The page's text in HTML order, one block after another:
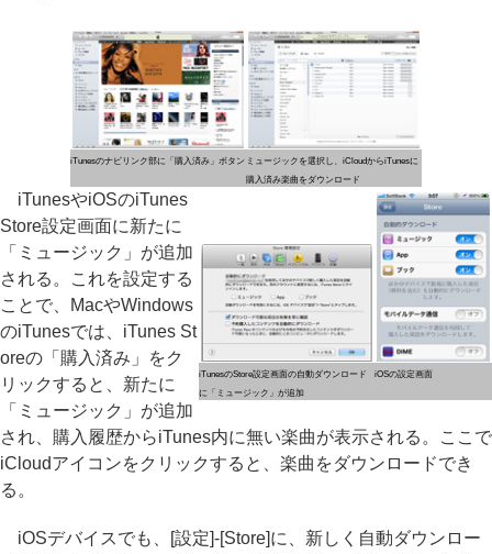
iTunesのナビリンク部に「購入済み」ボタン ミュージックを選択し、iCloudからiTunesに
購入済み楽曲をダウンロード
iTunesのStore設定画面の自動ダウンロード
に「ミュージック」が追加
iOSの設定画面
iTunesやiOSのiTunes
Store設定画面に新たに
「ミュージック」が追加
される。これを設定する
ことで、MacやWindows
のiTunesでは、iTunes St
oreの「購入済み」をク
リックすると、新たに
「ミュージック」が追加
され、購入履歴からiTunes内に無い楽曲が表示される。ここで
iCloudアイコンをクリックすると、楽曲をダウンロードでき
る。
iOSデバイスでも、[設定]-[Store]に、新しく自動ダウンロー